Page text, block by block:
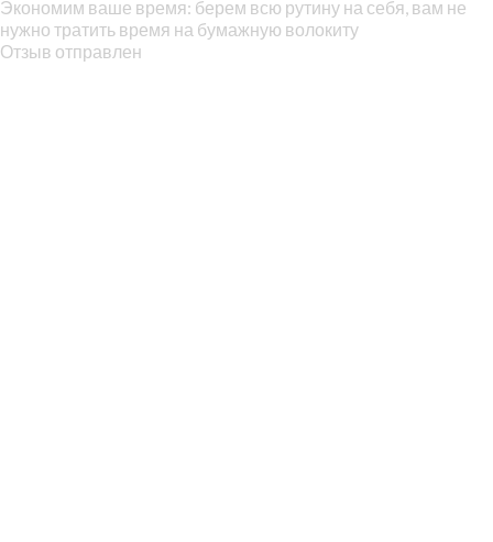
Экономим ваше время: берем всю рутину на себя, вам не
нужно тратить время на бумажную волокиту
Отзыв отправлен